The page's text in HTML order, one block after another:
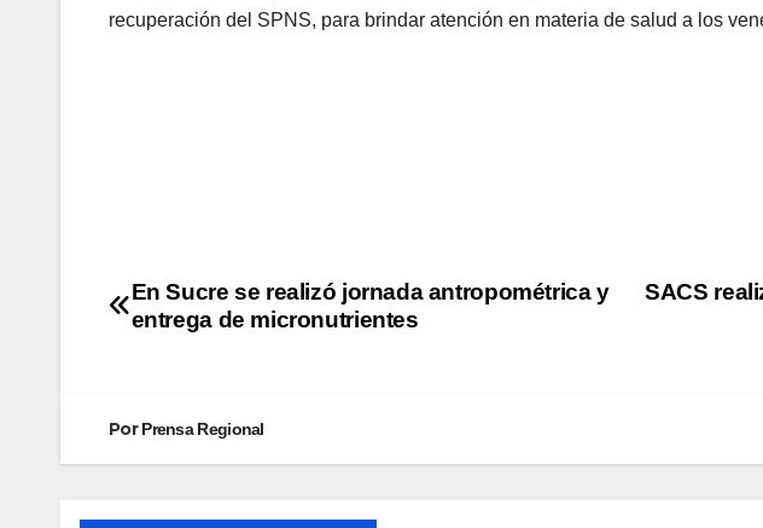
recuperación del SPNS, para brindar atención en materia de salud a los
SACS
En Sucre se realizó jornada antropométrica y
entrega de micronutrientes
PorPrensa Regional